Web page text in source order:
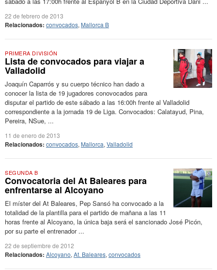
22 de febrero de 2013
Relacionados: convocados, Mallorca B
PRIMERA DIVISIÓN
Lista de convocados para viajar a
Valladolid
Joaquín Caparrós y su cuerpo técnico han dado a
conocer la lista de 19 jugadores conovocados para
disputar el partido de este sábado a las 16:00h frente al Valladolid
correspondiente a la jornada 19 de Liga. Convocados: Calatayud, Pina,
Pereira, NSue, ...
11 de enero de 2013
Relacionados: convocados, Mallorca, Valladolid
SEGUNDA B
Convocatoria del At Baleares para
enfrentarse al Alcoyano
El míster del At Baleares, Pep Sansó ha convocado a la
totalidad de la plantilla para el partido de mañana a las 11
horas frente al Alcoyano, la única baja será el sancionado José Picón,
por su parte el entrenador ...
22 de septiembre de 2012
Relacionados: Alcoyano, At. Baleares, convocados